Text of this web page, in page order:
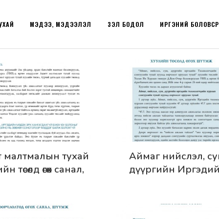
МЭДЭЭ, МЭДЭЭЛЭЛ ҮЗЭЛ БОДОЛ ИРГЭНИЙ
тухай
төсөлд өгөх санал,
Дэлгэрэнгүй
Аймаг нийслэл,
дүүргийн
өөрчлөлт оруулах